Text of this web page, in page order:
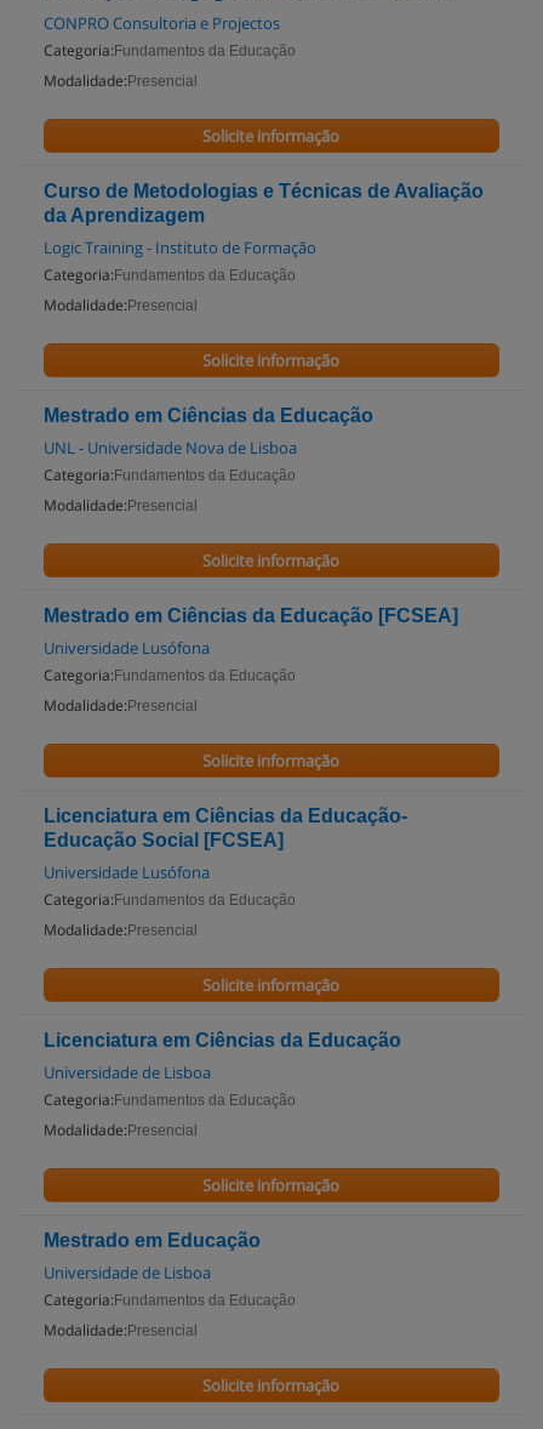
CONPRO Consultoria e Projectos
Categoria: Fundamentos da Educação
Modalidade: Presencial
Solicite informação
Curso de Metodologias e Técnicas de Avaliação
da Aprendizagem
Logic Training - Instituto de Formação
Categoria: Fundamentos da Educação
Modalidade: Presencial
Solicite informação
Mestrado em Ciências da Educação
UNL - Universidade Nova de Lisboa
Categoria: Fundamentos da Educação
Modalidade: Presencial
Solicite informação
Mestrado em Ciências da Educação [FCSEA]
Universidade Lusófona
Categoria: Fundamentos da Educação
Modalidade: Presencial
Solicite informação
Licenciatura em Ciências da Educação-
Educação Social [FCSEA]
Universidade Lusófona
Categoria: Fundamentos da Educação
Modalidade: Presencial
Solicite informação
Licenciatura em Ciências da Educação
Universidade de Lisboa
Categoria: Fundamentos da Educação
Modalidade: Presencial
Solicite informação
Mestrado em Educação
Universidade de Lisboa
Categoria: Fundamentos da Educação
Modalidade: Presencial
Solicite informação